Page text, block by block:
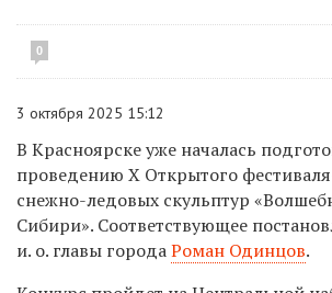
0
3 октября 2025 15:12
В Красноярске уже началась
проведению X Открытого
снежно-ледовых скульптур
Сибири». Соответствующее
и. о. главы городаРоман Одинцов.